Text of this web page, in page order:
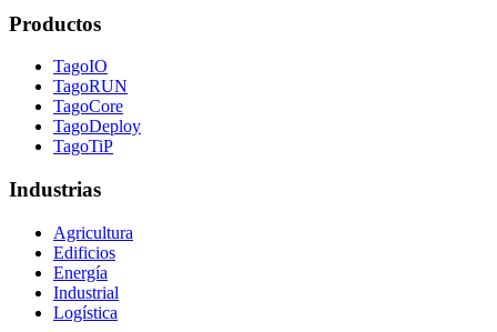
Productos
TagoIO
TagoRUN
TagoCore
TagoDeploy
TagoTiP
Industrias
Agricultura
Edificios
Energía
Industrial
Logística